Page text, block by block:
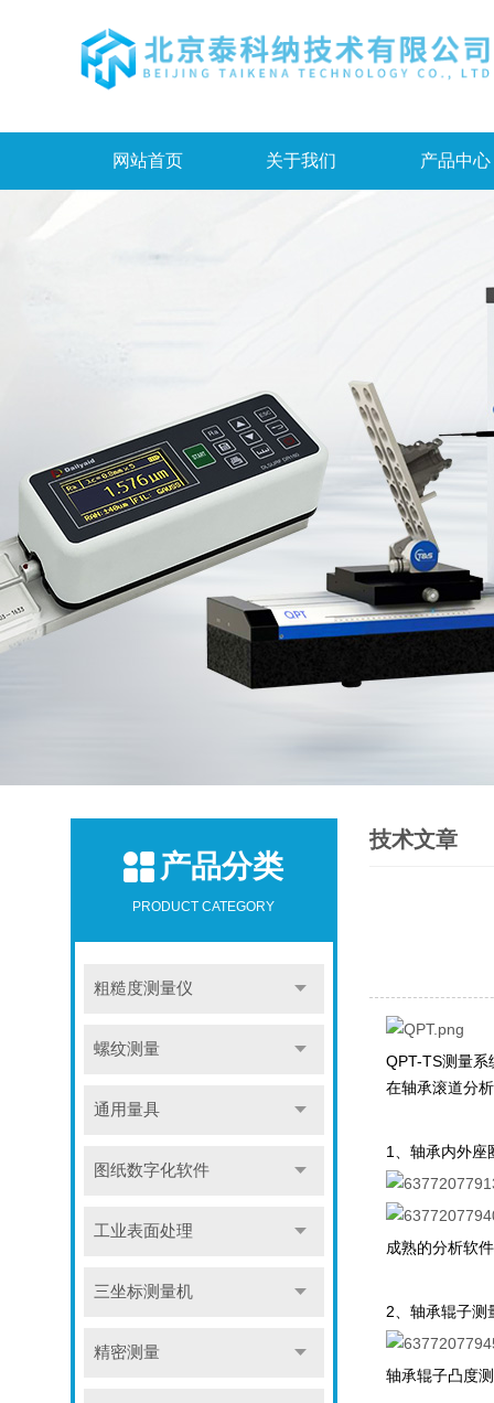
网站首页 关于我们 产品中心
产品分类
PRODUCT CATEGORY
粗糙度测量仪
螺纹测量
通用量具
图纸数字化软件
工业表面处理
三坐标测量机
精密测量
技术文章
QPT-TS测量系
在轴承滚道分
1、轴承内外座
成熟的分析软
2、轴承辊子测
轴承辊子凸度